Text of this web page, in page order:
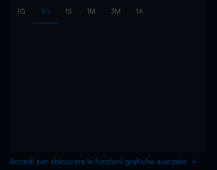
1G 3G 1S 1M 3M 1A
Accedi per sbloccare le funzioni grafiche avanzate